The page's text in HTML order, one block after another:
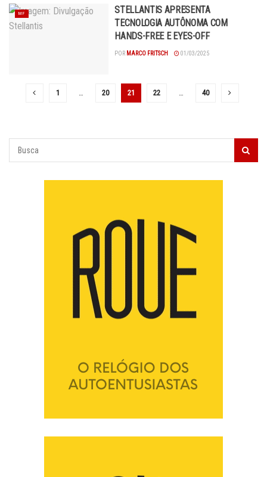
MF
STELLANTIS APRESENTA
TECNOLOGIA AUTÔNOMA COM
HANDS-FREE E EYES-OFF
POR MARCO FRITSCH 01/03/2025
1 … 20 21 22 … 40